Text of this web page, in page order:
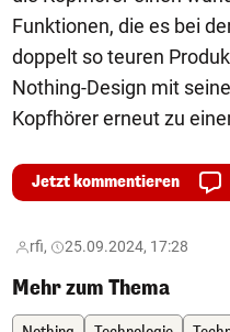
Funktionen, die es bei
doppelt so teuren
Nothing-Design mit
Kopfhörer erneut zu
Jetzt kommentieren
rfi, 25.09.2024, 17:28
Mehr zum Thema